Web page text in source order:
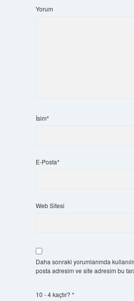
Yorum
İsim*
E-Posta*
Web Sitesi
Daha sonraki yorumlarımda
posta adresim ve site adresim bu
10 - 4 kaçtır? *